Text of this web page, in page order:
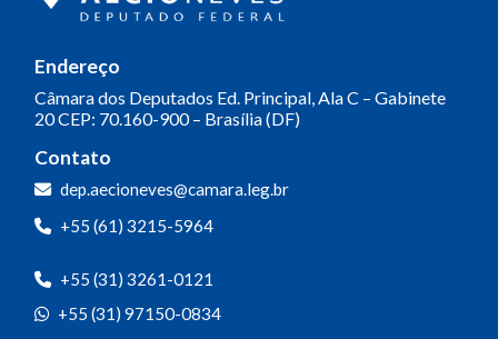
Endereço
Câmara dos Deputados Ed. Principal, Ala C – Gabinete
20CEP: 70.160-900 – Brasília (DF)
Contato
dep.aecioneves@camara.leg.br
+55 (61) 3215-5964
+55 (31) 3261-0121
+55 (31) 97150-0834